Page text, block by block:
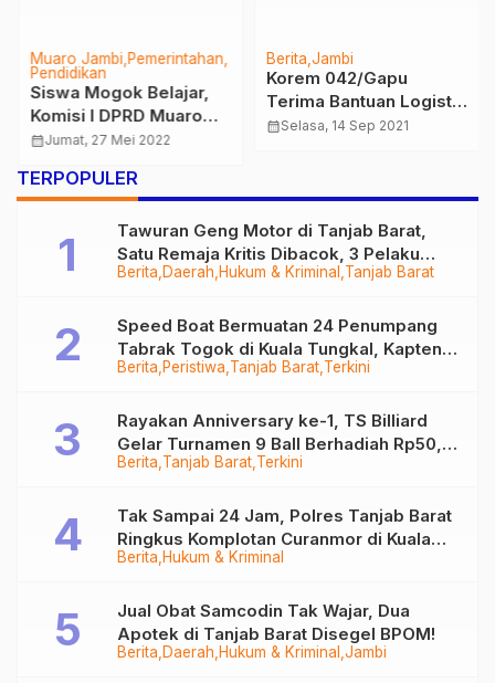
Muaro Jambi Pemerintahan
Pendidikan
Siswa Mogok Belajar,
Komisi I DPRD Muaro
Jambi datangi SMAN 3
calendar_monthJumat, 27 Mei 2022
Berita Jambi
Korem 042/Gapu
Terima Bantuan Logistik
Untuk Penanggulangan
calendar_monthSelasa, 14 Sep 2021
TERPOPULER
Berita Daerah Hukum & Kriminal Tanjab Barat
Tawuran Geng Motor di Tanjab Barat,
Satu Remaja Kritis Dibacok, 3 Pelaku
Ditangkap
Berita Peristiwa Tanjab Barat Terkini
Speed Boat Bermuatan 24 Penumpang
Tabrak Togok di Kuala Tungkal, Kapten
Sempat Hilang
Berita Tanjab Barat Terkini
Rayakan Anniversary ke-1, TS Billiard
Gelar Turnamen 9 Ball Berhadiah Rp50,8
Juta
Berita Hukum & Kriminal
Tak Sampai 24 Jam, Polres Tanjab Barat
Ringkus Komplotan Curanmor di Kuala
Tungkal
Berita Daerah Hukum & Kriminal Jambi
Jual Obat Samcodin Tak Wajar, Dua
Apotek di Tanjab Barat Disegel BPOM!